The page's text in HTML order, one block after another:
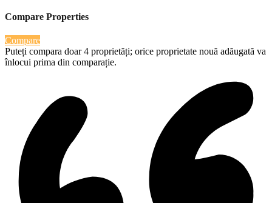
Compare Properties
Compare
Puteți compara doar 4 proprietăți; orice proprietate nouă adăugată va
înlocui prima din comparație.